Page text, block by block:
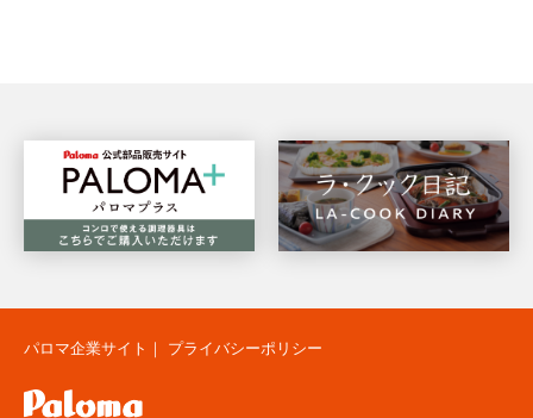
パロマ企業サイト ｜ プライバシーポリシー